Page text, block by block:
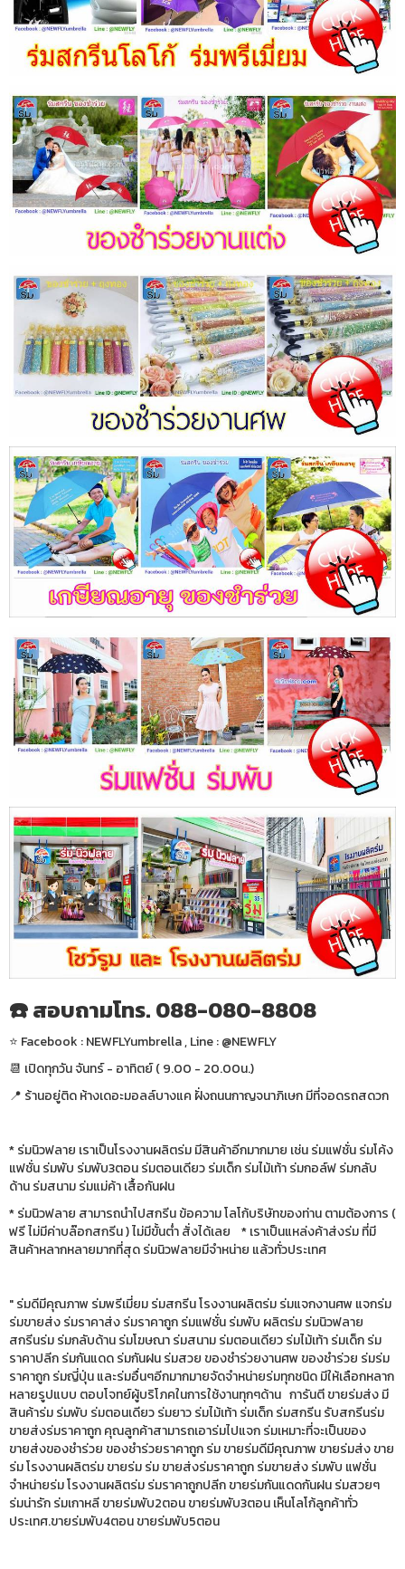
☎️ สอบถามโทร. 088-080-8808
⭐️ Facebook : NEWFLYumbrella , Line : @NEWFLY
📆 เปิดทุกวัน จันทร์ - อาทิตย์ ( 9.00 - 20.00น.)
📍 ร้านอยู่ติด ห้างเดอะมอลล์บางแค ฝั่งถนนกาญจนาภิเษก มีที่จอดรถสดวก
* ร่มนิวฟลาย เราเป็นโรงงานผลิตร่ม มีสินค้าอีกมากมาย เช่น ร่มแฟชั่น ร่มโค้ง
แฟชั่น ร่มพับ ร่มพับ3ตอน ร่มตอนเดียว ร่มเด็ก ร่มไม้เท้า ร่มกอล์ฟ ร่มกลับ
ด้าน ร่มสนาม ร่มแม่ค้า เสื้อกันฝน
* ร่มนิวฟลาย สามารถนำไปสกรีน ข้อความ โลโก้บริษัทของท่าน ตามต้องการ (
ฟรี ไม่มีค่าบล๊อกสกรีน ) ไม่มีขั้นต่ำ สั่งได้เลย * เราเป็นแหล่งค้าส่งร่ม ที่มี
สินค้าหลากหลายมากที่สุด ร่มนิวฟลายมีจำหน่าย แล้วทั่วประเทศ
" ร่มดีมีคุณภาพ ร่มพรีเมี่ยม ร่มสกรีน โรงงานผลิตร่ม ร่มแจกงานศพ แจกร่ม
ร่มขายส่ง ร่มราคาส่ง ร่มราคาถูก ร่มแฟชั่น ร่มพับ ผลิตร่ม ร่มนิวฟลาย
สกรีนร่ม ร่มกลับด้าน ร่มโฆษณา ร่มสนาม ร่มตอนเดียว ร่มไม้เท้า ร่มเด็ก ร่ม
ราคาปลีก ร่มกันแดด ร่มกันฝน ร่มสวย ของชำร่วยงานศพ ของชำร่วย ร่มร่ม
ราคาถูก ร่มญี่ปุ่น และร่มอื่นๆอีกมากมายจัดจำหน่ายร่มทุกชนิด มีให้เลือกหลาก
หลายรูปแบบ ตอบโจทย์ผู้บริโภคในการใช้งานทุกๆด้าน การันตี ขายร่มส่ง มี
สินค้าร่ม ร่มพับ ร่มตอนเดียว ร่มยาว ร่มไม้เท้า ร่มเด็ก ร่มสกรีน รับสกรีนร่ม
ขายส่งร่มราคาถูก คุณลูกค้าสามารถเอาร่มไปแจก ร่มเหมาะที่จะเป็นของ
ขายส่งของชำร่วย ของชำร่วยราคาถูก ร่ม ขายร่มดีมีคุณภาพ ขายร่มส่ง ขาย
ร่ม โรงงานผลิตร่ม ขายร่ม ร่ม ขายส่งร่มราคาถูก ร่มขายส่ง ร่มพับ แฟชั่น
จำหน่ายร่ม โรงงานผลิตร่ม ร่มราคาถูกปลีก ขายร่มกันแดดกันฝน ร่มสวยๆ
ร่มน่ารัก ร่มเกาหลี ขายร่มพับ2ตอน ขายร่มพับ3ตอน เห็นโลโก้ลูกค้าทั่ว
ประเทศ.ขายร่มพับ4ตอน ขายร่มพับ5ตอน